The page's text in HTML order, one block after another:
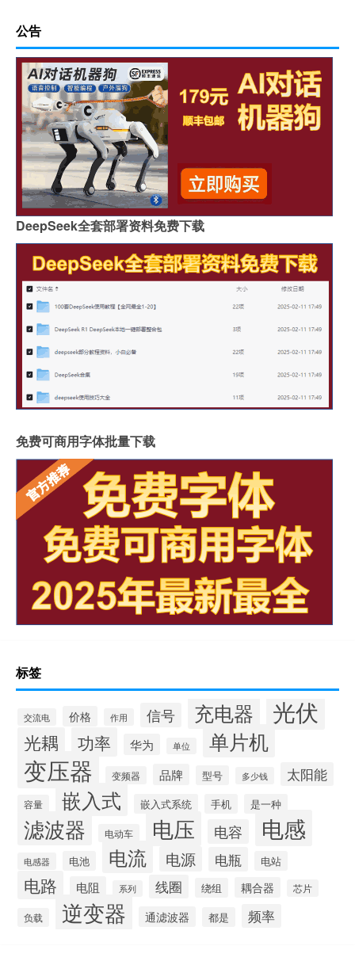
公告
DeepSeek全套部署资料免费下载
免费可商用字体批量下载
标签
交流电 价格 作用 信号 充电器 光伏
光耦 功率 华为 单位 单片机
变压器 变频器 品牌 型号 多少钱 太阳能
容量 嵌入式 嵌入式系统 手机 是一种
滤波器 电动车 电压 电容 电感
电感器 电池 电流 电源 电瓶 电站
电路 电阻 系列 线圈 绕组 耦合器 芯片
负载 逆变器 通滤波器 都是 频率